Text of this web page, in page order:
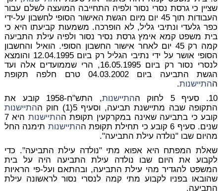
שציין כי גרסת נסרי נסור ולפיה התחייבה המועצה לשלם עבור
העבודות תוך 45 יום מיום הגשת האישור הסופי לחשבון על-ידי
כפר גלעדי ונתיבי גליל, לא הופרכה. משמעות קביעתו היא כי
בית משפט קמא אימץ גרסת נסיר נסור ולפיה עילת התביעה
קמה רק 45 יום לאחר אישור החשבון הסופי. הואיל והחשבון
הסופי אושר על ידי נתיבי הגליל רק ביום 12.04.1995 והומצא
לנסרי נסור רק ביום 16.05.1995, הרי שממועדים אלה ועד
הגשת התביעה ביום 04.03.2002 טרם חלפה תקופת
ההתיישנות.
10. סעיף 5 לחוק ה
התיישנות
, התש"ח-1958 קובע את
התקופה שבה מתיישנת תביעה, וסעיף 5(1) חוק ה
התיישנות
קובע כי בתביעה שאינה במקרקעין תקופת ההתיישנות
היא 7
שנים. סעיף 6 קובע כי תחילת תקופת ה
התיישנות תימנה החל
מהיום שבו "נולדה עילת התביעה".
שאלת המפתח היא אפוא מתי "נולדה עילת התביעה". כדי
לקבוע את היום שבו נולדה עילת התביעה היה על בית
המשפט להגדיר מהי עילת התביעה, ובהתאם ועל-פי הראיות
שהובאו בפניו לקבוע מתי קמה לנסרי נסור לראשונה עילת
התביעה.